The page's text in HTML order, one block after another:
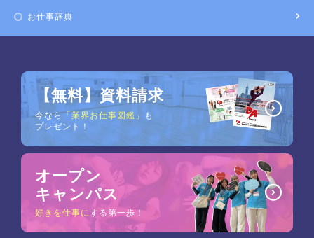
お仕事辞典
【無料】資料請求
今なら「業界お仕事図鑑」
も
プレゼント！
オープン
キャンパス
好きを仕事にする第一歩！